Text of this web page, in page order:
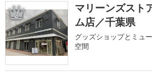
2
マリーンズスト
ム店／千葉県
グッズショップとミュ
空間